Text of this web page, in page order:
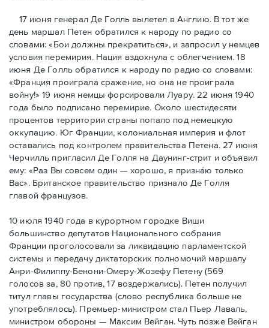
17 июня генерал Де Голль вылетел в Англию. В тот же
день маршал Петен обратился к народу по радио со
словами: «Бои должны прекратиться», и запросил у немцев
условия перемирия. Нация вздохнула с облегчением. 18
июня Де Голль обратился к народу по радио со словами:
«Франция проиграла сражение, но она не проиграла
войну!» 19 июня немцы форсировали Луару. 22 июня 1940
года было подписано перемирие. Около шестидесяти
процентов территории страны попало под немецкую
оккупацию. Юг Франции, колониальная империя и флот
оставались под контролем правительства Петена. 27 июня
Черчилль пригласил Де Голля на Даунинг-стрит и объявил
ему: «Раз Вы совсем один — хорошо, я признáю только
Вас». Британское правительство признало Де Голля
главой французов.
10 июля 1940 года в курортном городке Виши
большинство депутатов Национального собрания
Франции проголосовали за ликвидацию парламентской
системы и передачу диктаторских полномочий маршалу
Анри-Филиппу-Бенони-Омеру-Жозефу Петену (569
голосов за, 80 против, 17 воздержались). Петен получил
титул главы государства (слово республика больше не
употреблялось). Премьер-министром стал Пьер Лаваль,
министром обороны — Максим Вейган. Чуть позже Вейган